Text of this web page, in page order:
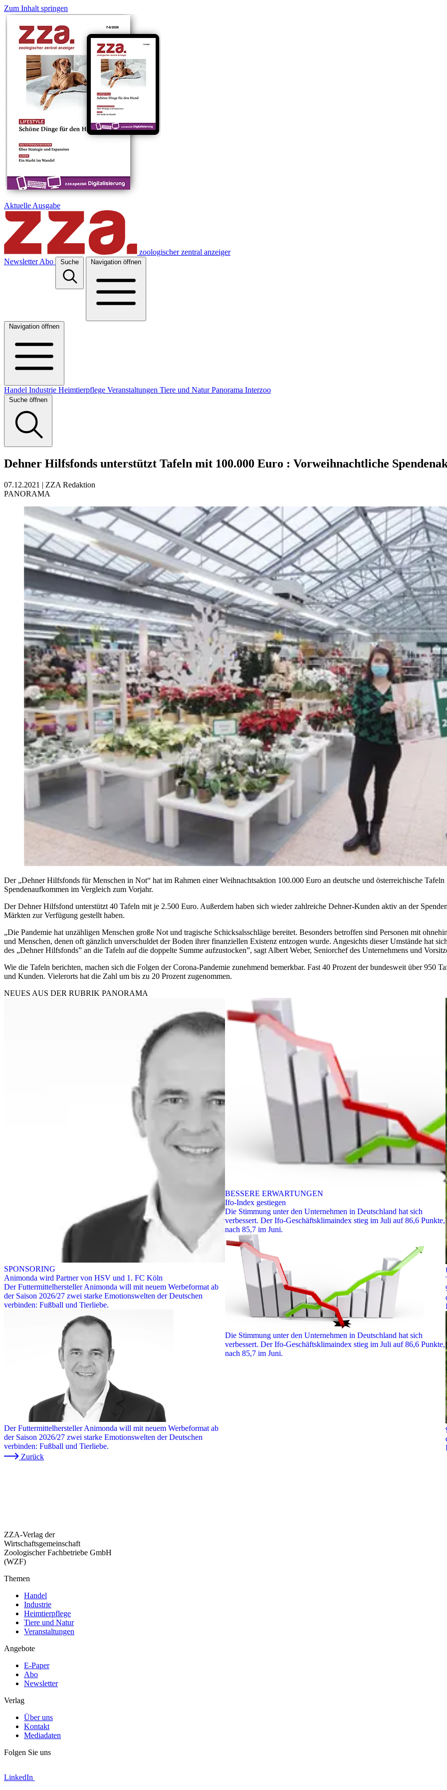
Zum Inhalt springen
Aktuelle Ausgabe
zoologischer zentral anzeiger
Newsletter Abo Suche Navigation öffnen
Navigation öffnen
Handel Industrie Heimtierpflege Veranstaltungen Tiere und NaturPanorama Interzoo
Suche öffnen
Dehner Hilfsfonds unterstützt Tafeln mit 100.000 Euro : Vorweihnachtliche
07.12.2021 | ZZA Redaktion
PANORAMA
Der „Dehner Hilfsfonds für Menschen in Not“ hat im Rahmen einer Weihnachtsaktion 100.000 Euro an deutsche und österreichische
Spendenaufkommen im Vergleich zum Vorjahr.
Der Dehner Hilfsfond unterstützt 40 Tafeln mit je 2.500 Euro. Außerdem haben sich wieder zahlreiche Dehner-Kunden aktiv an der
Märkten zur Verfügung gestellt haben.
„Die Pandemie hat unzähligen Menschen große Not und tragische Schicksalsschläge bereitet. Besonders betroffen sind Personen mit
und Menschen, denen oft gänzlich unverschuldet der Boden ihrer finanziellen Existenz entzogen wurde. Angesichts dieser Umstände hat
des „Dehner Hilfsfonds” an die Tafeln auf die doppelte Summe aufzustocken”, sagt Albert Weber, Seniorchef des Unternehmens und
Wie die Tafeln berichten, machen sich die Folgen der Corona-Pandemie zunehmend bemerkbar. Fast 40 Prozent der bundesweit über 950
und Kunden. Vielerorts hat die Zahl um bis zu 20 Prozent zugenommen.
NEUES AUS DER RUBRIK PANORAMA
SPONSORING
Animonda wird Partner von HSV und 1. FC Köln
Der Futtermittelhersteller Animonda will mit neuem Werbeformat ab
der Saison 2026/27 zwei starke Emotionswelten der Deutschen
verbinden: Fußball und Tierliebe.
Der Futtermittelhersteller Animonda will mit neuem Werbeformat ab
der Saison 2026/27 zwei starke Emotionswelten der Deutschen
verbinden: Fußball und Tierliebe.
BESSERE ERWARTUNGEN
Ifo-Index gestiegen
Die Stimmung unter den Unternehmen in Deutschland hat sich
verbessert. Der Ifo-Geschäftsklimaindex stieg im Juli auf 86,6 Punkte,
nach 85,7 im Juni.
Die Stimmung unter den Unternehmen in Deutschland hat sich
verbessert. Der Ifo-Geschäftsklimaindex stieg im Juli auf 86,6 Punkte,
nach 85,7 im Juni.
Zurück
ZZA-Verlag der
Wirtschaftsgemeinschaft
Zoologischer Fachbetriebe GmbH
(WZF)
Themen
Handel
Industrie
Heimtierpflege
Tiere und Natur
Veranstaltungen
Angebote
E-Paper
Abo
Newsletter
Verlag
Über uns
Kontakt
Mediadaten
Folgen Sie uns
LinkedIn